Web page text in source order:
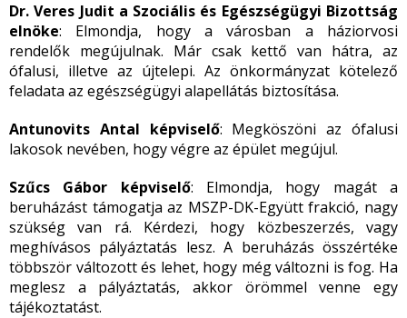
Dr. Veres Judit a Szociális és Egészségügyi Bizottság
elnöke: Elmondja, hogy a városban a háziorvosi
rendelők megújulnak. Már csak kettő van hátra, az
ófalusi, illetve az újtelepi. Az önkormányzat kötelező
feladata az egészségügyi alapellátás biztosítása.
Antunovits Antal képviselő: Megköszöni az ófalusi
lakosok nevében, hogy végre az épület megújul.
Szűcs Gábor képviselő: Elmondja, hogy magát a
beruházást támogatja az MSZP-DK-Együtt frakció, nagy
szükség van rá. Kérdezi, hogy közbeszerzés, vagy
meghívásos pályáztatás lesz. A beruházás összértéke
többször változott és lehet, hogy még változni is fog. Ha
meglesz a pályáztatás, akkor örömmel venne egy
tájékoztatást.